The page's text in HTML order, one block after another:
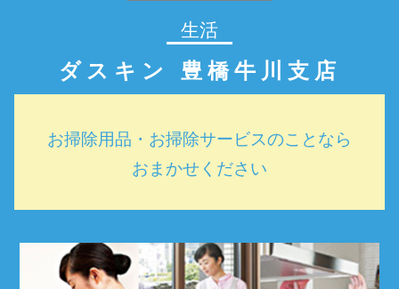
生活
ダスキン 豊橋牛川支店
お掃除用品・お掃除サービスのことなら
おまかせください